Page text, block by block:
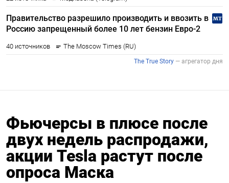
Фьючерсы в плюсе после
двух недель распродажи,
акции Tesla растут после
опроса Маска